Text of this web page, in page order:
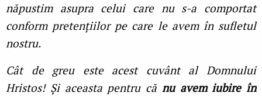
năpustim asupra celui care nu s-a comportat
conform pretențiilor pe care le avem în sufletul
nostru.
Cât de greu este acest cuvânt al Domnului
Hristos! Și aceasta pentru că nu avem iubire în